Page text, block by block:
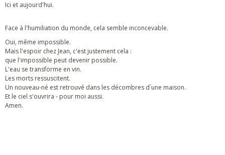
Ici et aujourd'hui.
Face à l'humiliation du monde, cela semble inconcevable.
Oui, même impossible.
Mais l'espoir chez Jean, c'est justement cela :
que l'impossible peut devenir possible.
L'eau se transforme en vin.
Les morts ressuscitent.
Un nouveau-né est retrouvé dans les décombres d´une maison.
Et le ciel s'ouvrira - pour moi aussi.
Amen.